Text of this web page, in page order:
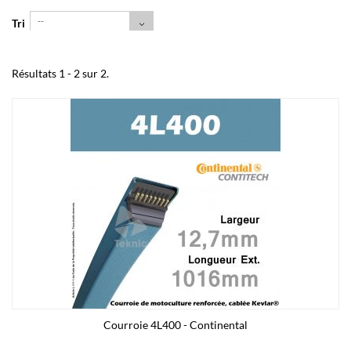
Tri --
Résultats 1 - 2 sur 2.
Courroie 4L400 - Continental